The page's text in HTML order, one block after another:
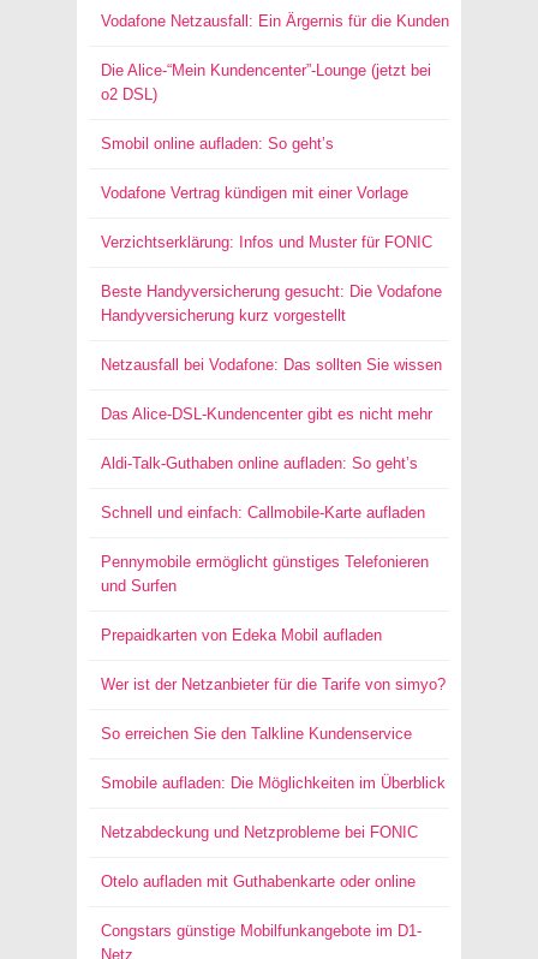
Vodafone Netzausfall: Ein Ärgernis für die Kunden
Die Alice-“Mein Kundencenter”-Lounge (jetzt bei
o2 DSL)
Smobil online aufladen: So geht’s
Vodafone Vertrag kündigen mit einer Vorlage
Verzichtserklärung: Infos und Muster für FONIC
Beste Handyversicherung gesucht: Die Vodafone
Handyversicherung kurz vorgestellt
Netzausfall bei Vodafone: Das sollten Sie wissen
Das Alice-DSL-Kundencenter gibt es nicht mehr
Aldi-Talk-Guthaben online aufladen: So geht’s
Schnell und einfach: Callmobile-Karte aufladen
Pennymobile ermöglicht günstiges Telefonieren
und Surfen
Prepaidkarten von Edeka Mobil aufladen
Wer ist der Netzanbieter für die Tarife von simyo?
So erreichen Sie den Talkline Kundenservice
Smobile aufladen: Die Möglichkeiten im Überblick
Netzabdeckung und Netzprobleme bei FONIC
Otelo aufladen mit Guthabenkarte oder online
Congstars günstige Mobilfunkangebote im D1-
Netz